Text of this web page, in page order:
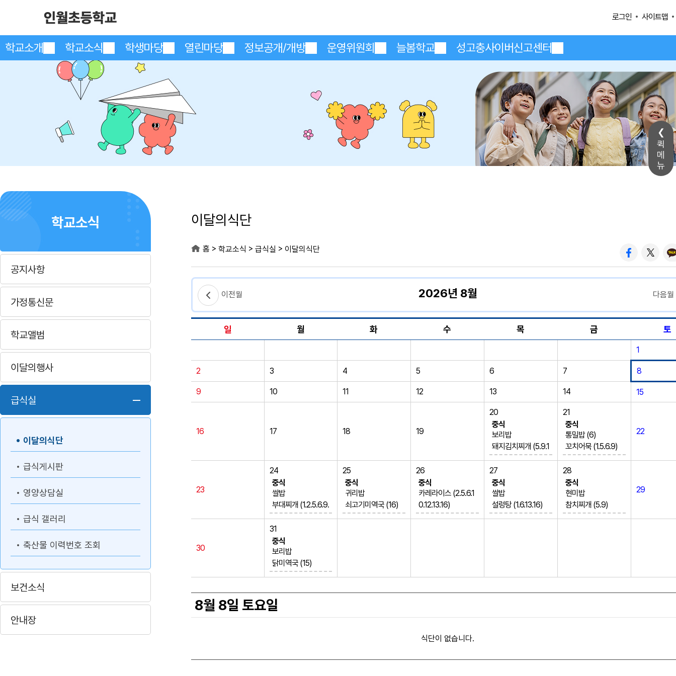
퀵
메
뉴
로그인 사이트맵
학교소개 학교소식 학생마당 열린마당 정보공개/개방 운영위원회 늘봄학교 성고충사이버신고센터
학교소식
공지사항
가정통신문
학교앨범
이달의행사
급식실
이달의식단
급식게시판
영양상담실
급식 갤러리
축산물 이력번호 조회
보건소식
안내장
이달의식단
홈 > 학교소식 > 급식실 > 이달의식단
이전월 2026년 8월 다음월
일 월 화 수 목 금 토
1
2 3 4 5 6 7 8
9 10 11 12 13 14 15
16 17 18 19
20
중식
보리밥
돼지김치찌개 (5.9.1
0)
숙주삼색무침 (1.5.
6.8)
치즈떡볶이 (1.2.5.
6)
달걀야채말이 (1.2.
21
중식
통밀밥 (6)
꼬치어묵 (1.5.6.9)
쇠고기메추리알조
림 (1.5.6.16)
돼지갈비찜 (2.10)
깻잎찜
배추김치 (5.6.9.13.1
8)
22
23
24
중식
쌀밥
부대찌개 (1.2.5.6.9.
10.15.16.18)
숙주삼색무침 (1.5.
6.8)
주꾸미초무침
마파두부 (5.6.10.12.
13.18)
육쪽마늘빵 (2.5.6)
25
중식
귀리밥
쇠고기미역국 (16)
고등어무조림 (5.6.
26
중식
카레라이스 (2.5.6.1
0.12.13.16)
콩나물국 (5)
27
중식
쌀밥
설렁탕 (1.6.13.16)
이슬만두 (1.5.6.10.1
28
중식
현미밥
참치찌개 (5.9)
수육 (5.6.10)
29
30
31
중식
보리밥
닭미역국 (15)
근대무침
떡갈비 (5.6.10.13.1
5.16.18)
배추김치 (5.6.9.10.
8월 8일 토요일
식단이 없습니다.